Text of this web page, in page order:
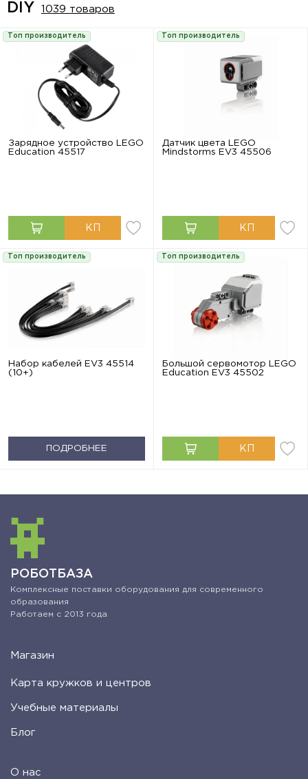
DIY 1039 товаров
Топ производитель
Зарядное устройство LEGO
Education 45517
Топ производитель
Датчик цвета LEGO
Mindstorms EV3 45506
Топ производитель
Набор кабелей EV3 45514
(10+)
ПОДРОБНЕЕ
Топ производитель
Большой сервомотор LEGO
Education EV3 45502
РОБОТБАЗА
Комплексные поставки оборудования для современного
образования
Работаем с 2013 года
Магазин
Карта кружков и центров
Учебные материалы
Блог
О нас